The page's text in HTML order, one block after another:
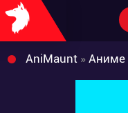
AniMaunt » Аниме